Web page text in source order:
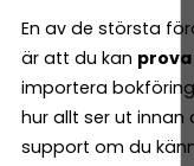
En av de största
är att du kan
importera
hur allt ser ut
support om du